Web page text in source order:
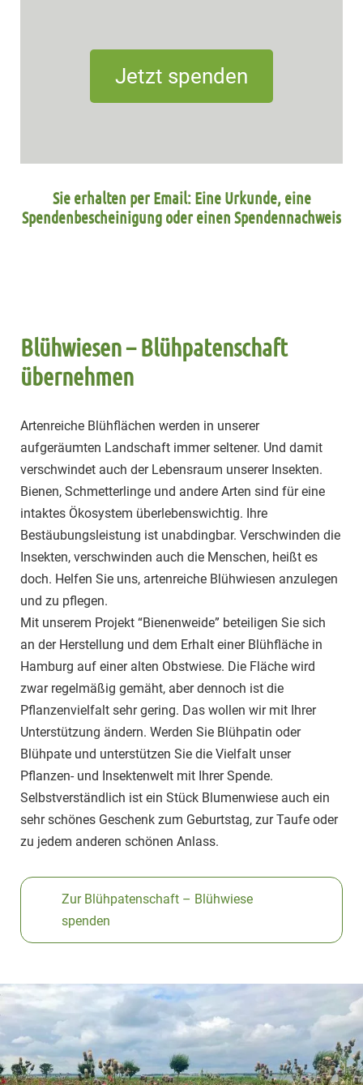
Jetzt spenden
Sie erhalten per Email: Eine Urkunde, eine
Spendenbescheinigung oder einen Spendennachweis
Blühwiesen – Blühpatenschaft
übernehmen
Artenreiche Blühflächen werden in unserer
aufgeräumten Landschaft immer seltener. Und damit
verschwindet auch der Lebensraum unserer Insekten.
Bienen, Schmetterlinge und andere Arten sind für eine
intaktes Ökosystem überlebenswichtig. Ihre
Bestäubungsleistung ist unabdingbar. Verschwinden die
Insekten, verschwinden auch die Menschen, heißt es
doch. Helfen Sie uns, artenreiche Blühwiesen anzulegen
und zu pflegen.
Mit unserem Projekt “Bienenweide” beteiligen Sie sich
an der Herstellung und dem Erhalt einer Blühfläche in
Hamburg auf einer alten Obstwiese. Die Fläche wird
zwar regelmäßig gemäht, aber dennoch ist die
Pflanzenvielfalt sehr gering. Das wollen wir mit Ihrer
Unterstützung ändern. Werden Sie Blühpatin oder
Blühpate und unterstützen Sie die Vielfalt unser
Pflanzen- und Insektenwelt mit Ihrer Spende.
Selbstverständlich ist ein Stück Blumenwiese auch ein
sehr schönes Geschenk zum Geburtstag, zur Taufe oder
zu jedem anderen schönen Anlass.
Zur Blühpatenschaft – Blühwiese
spenden